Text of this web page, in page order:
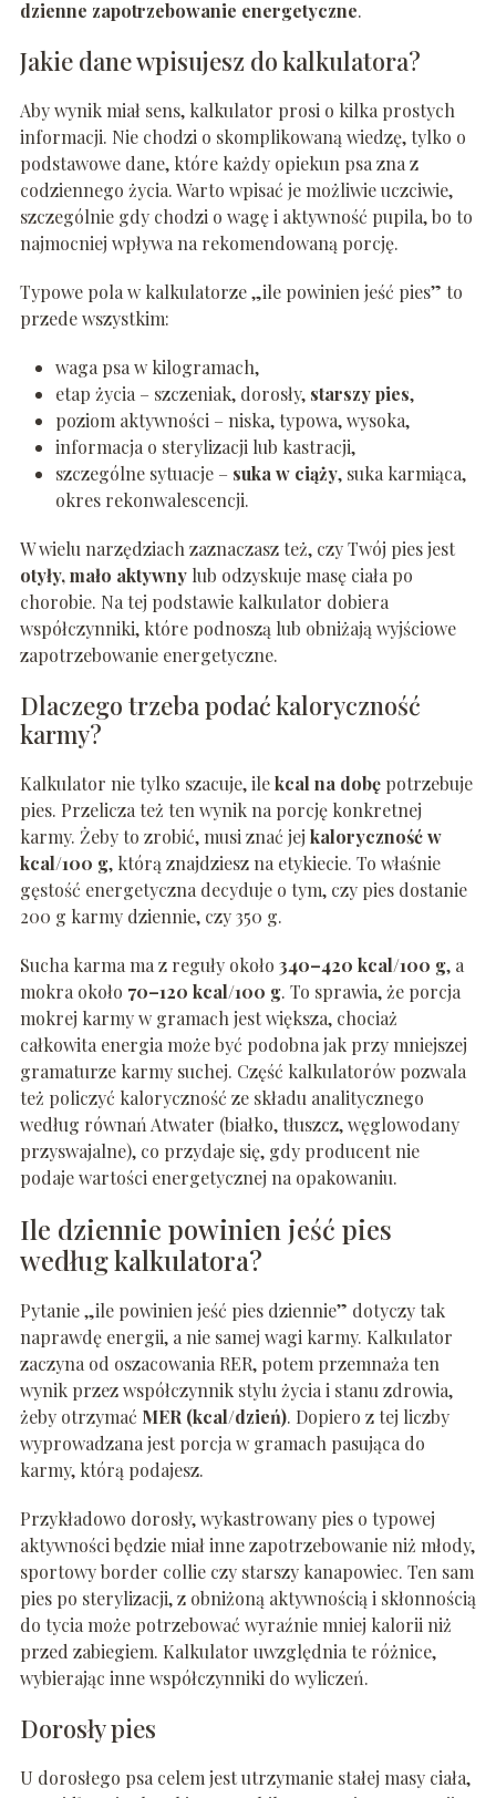
dzienne zapotrzebowanie energetyczne.
Jakie dane wpisujesz do kalkulatora?
Aby wynik miał sens, kalkulator prosi o kilka prostych
informacji. Nie chodzi o skomplikowaną wiedzę, tylko o
podstawowe dane, które każdy opiekun psa zna z
codziennego życia. Warto wpisać je możliwie uczciwie,
szczególnie gdy chodzi o wagę i aktywność pupila, bo to
najmocniej wpływa na rekomendowaną porcję.
Typowe pola w kalkulatorze „ile powinien jeść pies” to
przede wszystkim:
waga psa w kilogramach,
etap życia – szczeniak, dorosły, starszy pies,
poziom aktywności – niska, typowa, wysoka,
informacja o sterylizacji lub kastracji,
szczególne sytuacje – suka w ciąży, suka karmiąca,
okres rekonwalescencji.
W wielu narzędziach zaznaczasz też, czy Twój pies jest
otyły, mało aktywnylub odzyskuje masę ciała po
chorobie. Na tej podstawie kalkulator dobiera
współczynniki, które podnoszą lub obniżają wyjściowe
zapotrzebowanie energetyczne.
Dlaczego trzeba podać kaloryczność
karmy?
Kalkulator nie tylko szacuje, ilekcal na dobępotrzebuje
pies. Przelicza też ten wynik na porcję konkretnej
karmy. Żeby to zrobić, musi znać jej kaloryczność w
kcal/100 g, którą znajdziesz na etykiecie. To właśnie
gęstość energetyczna decyduje o tym, czy pies dostanie
200 g karmy dziennie, czy 350 g.
Sucha karma ma z reguły około 340–420 kcal/100 g, a
mokra około 70–120 kcal/100 g. To sprawia, że porcja
mokrej karmy w gramach jest większa, chociaż
całkowita energia może być podobna jak przy mniejszej
gramaturze karmy suchej. Część kalkulatorów pozwala
też policzyć kaloryczność ze składu analitycznego
według równań Atwater (białko, tłuszcz, węglowodany
przyswajalne), co przydaje się, gdy producent nie
podaje wartości energetycznej na opakowaniu.
Ile dziennie powinien jeść pies
według kalkulatora?
Pytanie „ile powinien jeść pies dziennie” dotyczy tak
naprawdę energii, a nie samej wagi karmy. Kalkulator
zaczyna od oszacowania RER, potem przemnaża ten
wynik przez współczynnik stylu życia i stanu zdrowia,
żeby otrzymać MER (kcal/dzień). Dopiero z tej liczby
wyprowadzana jest porcja w gramach pasująca do
karmy, którą podajesz.
Przykładowo dorosły, wykastrowany pies o typowej
aktywności będzie miał inne zapotrzebowanie niż młody,
sportowy border collie czy starszy kanapowiec. Ten sam
pies po sterylizacji, z obniżoną aktywnością i skłonnością
do tycia może potrzebować wyraźnie mniej kalorii niż
przed zabiegiem. Kalkulator uwzględnia te różnice,
wybierając inne współczynniki do wyliczeń.
Dorosły pies
U dorosłego psa celem jest utrzymanie stałej masy ciała,